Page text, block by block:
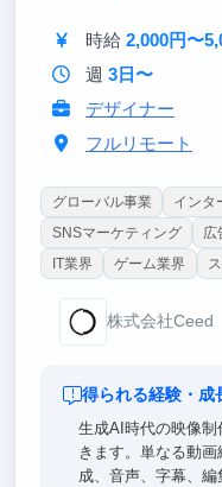
時給 2,000円〜
週 3日〜
デザイナー
フルリモート
グローバル事業 インタ
SNSマーケティング
広
IT業界
ゲーム業界
株式会社Ceed
得られる経験・成
生成AI時代の映像
きます。単なる動
成、音声、字幕、